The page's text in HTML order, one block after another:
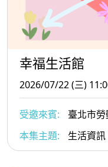
幸福生活館
2026/07/22 (三)
受邀來賓:
臺北市
委員
本集主題: 生活資訊